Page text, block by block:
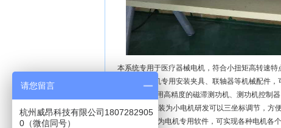
本系统专用于医疗器械电机，符合小扭矩高转速特
系统配备电机专用安装夹具、联轴器等机械配件
系统采用高精度的磁滞测功机、测功机控制
测试工装为小电机研发可以三坐标调节，方便
测试软件为电机专用软件，可实现各种电机各
请您留言
杭州威昂科技有限公司1807282905
0（微信同号）